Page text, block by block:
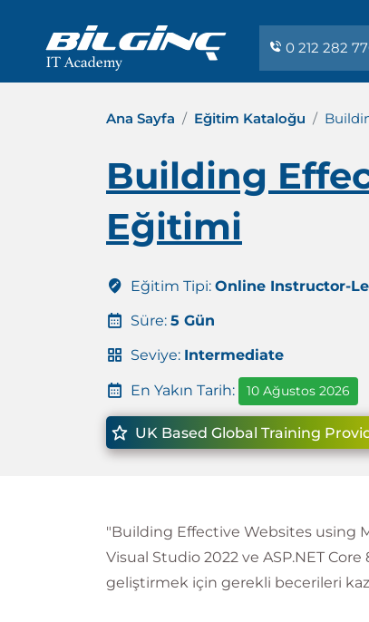
0 212 282
Ana Sayfa Eğitim Kataloğu
Building
Eğitimi
Eğitim Tipi: Online Instructor-
Süre: 5 Gün
Seviye: Intermediate
En Yakın Tarih: 10 Ağustos 2026
UK Based Global Training
"Building Effective Websites using
Visual Studio 2022 ve ASP.NET
geliştirmek için gerekli becerileri